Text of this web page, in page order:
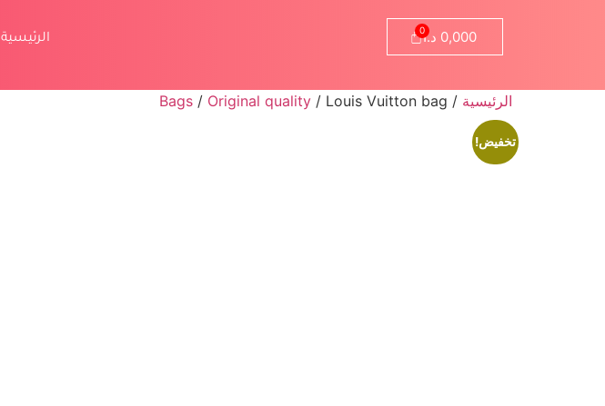
0,000 د.ا الرئيسية
الرئيسية /
Bags / Original quality / Louis Vuitton bag
تخفيض!